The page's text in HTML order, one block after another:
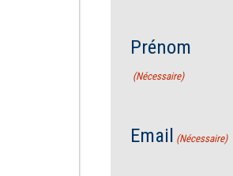
Prénom
(Nécessaire)
Email (Nécessaire)